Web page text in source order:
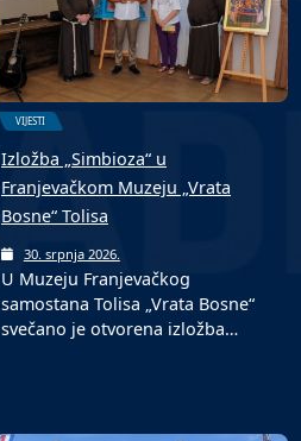
VIJESTI
Izložba „Simbioza“ u
Franjevačkom Muzeju „Vrata
Bosne“ Tolisa
30. srpnja 2026.
U Muzeju Franjevačkog
samostana Tolisa „Vrata Bosne“
svečano je otvorena izložba…